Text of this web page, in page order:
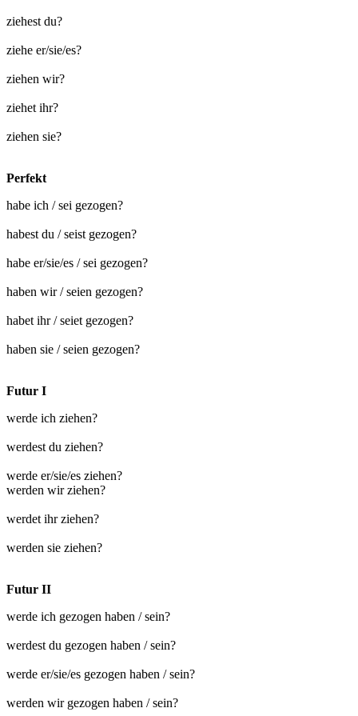
ziehest du?
ziehe er/sie/es?
ziehen wir?
ziehet ihr?
ziehen sie?
Perfekt
habe ich / sei gezogen?
habest du / seist gezogen?
habe er/sie/es / sei gezogen?
haben wir / seien gezogen?
habet ihr / seiet gezogen?
haben sie / seien gezogen?
Futur I
werde ich ziehen?
werdest du ziehen?
werde er/sie/es ziehen?
werden wir ziehen?
werdet ihr ziehen?
werden sie ziehen?
Futur II
werde ich gezogen haben / sein?
werdest du gezogen haben / sein?
werde er/sie/es gezogen haben / sein?
werden wir gezogen haben / sein?